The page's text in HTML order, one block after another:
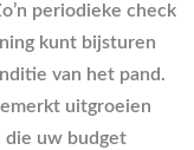
periodieke check
kunt bijsturen
van het pand.
uitgroeien
die uw budget